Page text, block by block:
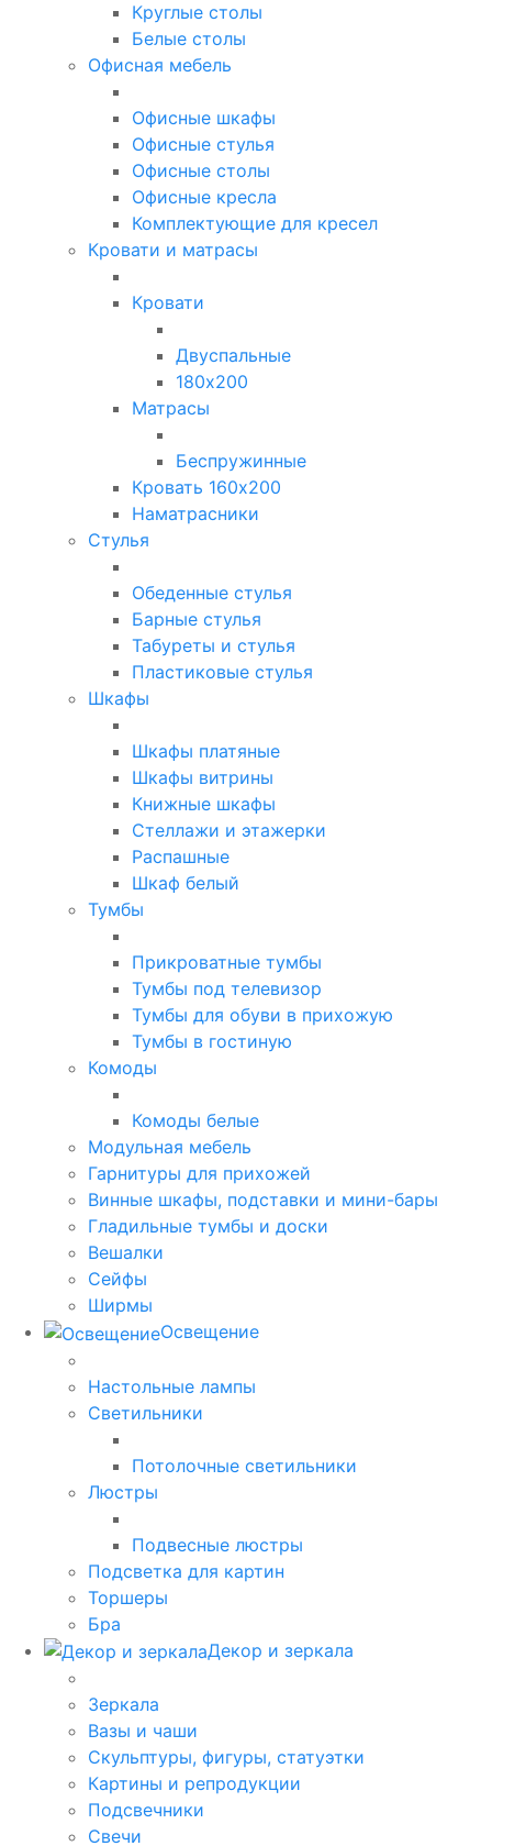
Круглые столы
Белые столы
Офисная мебель
Офисные шкафы
Офисные стулья
Офисные столы
Офисные кресла
Комплектующие для кресел
Кровати и матрасы
Кровати
Двуспальные
180х200
Матрасы
Беспружинные
Кровать 160х200
Наматрасники
Стулья
Обеденные стулья
Барные стулья
Табуреты и стулья
Пластиковые стулья
Шкафы
Шкафы платяные
Шкафы витрины
Книжные шкафы
Стеллажи и этажерки
Распашные
Шкаф белый
Тумбы
Прикроватные тумбы
Тумбы под телевизор
Тумбы для обуви в прихожую
Тумбы в гостиную
Комоды
Комоды белые
Модульная мебель
Гарнитуры для прихожей
Винные шкафы, подставки и мини-бары
Гладильные тумбы и доски
Вешалки
Сейфы
Ширмы
Освещение
Настольные лампы
Светильники
Потолочные светильники
Люстры
Подвесные люстры
Подсветка для картин
Торшеры
Бра
Декор и зеркала
Зеркала
Вазы и чаши
Скульптуры, фигуры, статуэтки
Картины и репродукции
Подсвечники
Свечи